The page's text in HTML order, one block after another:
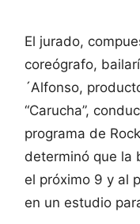
El jurado,
coreógrafo,
´Alfonso,
“Carucha”,
programa de
determinó que la
el próximo 9 y al
en un estudio